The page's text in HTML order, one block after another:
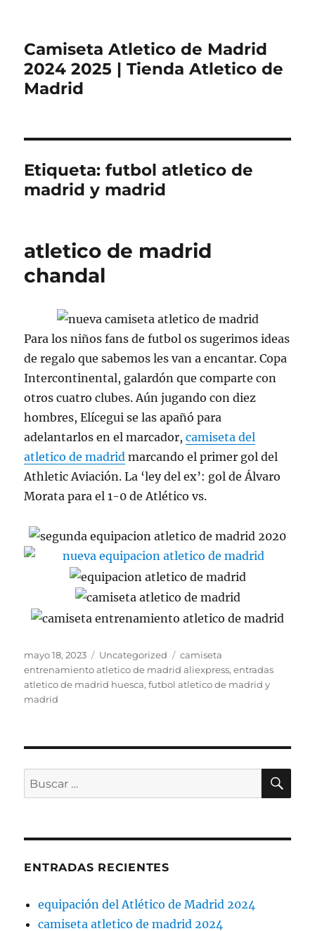
Camiseta Atletico de Madrid
2024 2025 | Tienda Atletico de
Madrid
Etiqueta:futbol atletico de
madrid y madrid
atletico de madrid
chandal
Para los niños fans de futbol os sugerimos ideas
de regalo que sabemos les van a encantar. Copa
Intercontinental, galardón que comparte con
otros cuatro clubes. Aún jugando con diez
hombres, Elícegui se las apañó para
adelantarlos en el marcador,camiseta del
atletico de madrid marcando el primer gol del
Athletic Aviación. La ‘ley del ex’: gol de Álvaro
Morata para el 1-0 de Atlético vs.
Publicado
el
mayo 18, 2023 Categorías
Uncategorized Etiquetas
camiseta
entrenamiento atletico de madrid aliexpress,entradas
atletico de madrid huesca,futbol atletico de madrid y
madrid
Buscar
por:
ENTRADAS RECIENTES
equipación del Atlético de Madrid 2024
camiseta atletico de madrid 2024